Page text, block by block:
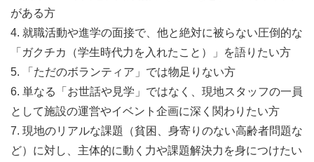
がある方
4. 就職活動や進学の面接で、他と絶対に被らない圧倒的な
「ガクチカ（学生時代力を入れたこと）」を語りたい方
5. 「ただのボランティア」では物足りない方
6. 単なる「お世話や見学」ではなく、現地スタッフの一員
として施設の運営やイベント企画に深く関わりたい方
7. 現地のリアルな課題（貧困、身寄りのない高齢者問題な
ど）に対し、主体的に動く力や課題解決力を身につけたい